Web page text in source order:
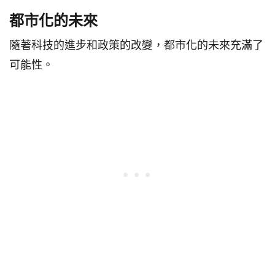
都市化的未來
隨著科技的進步和政策的改變，都市化的未來充滿了
可能性。